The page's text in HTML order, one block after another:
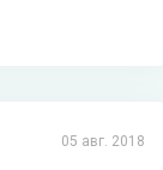
05 авг. 2018